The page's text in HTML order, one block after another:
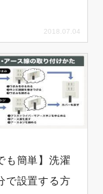
2018.07.04
も簡単】洗濯
で設置する方